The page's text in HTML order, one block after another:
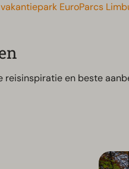
vakantiepark EuroParcs
en beste